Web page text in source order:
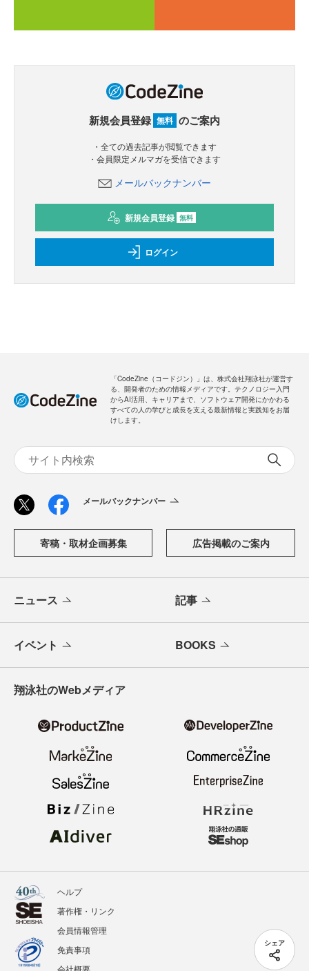
シェア
新規会員登録 無料 のご案内
・全ての過去記事が閲覧できます
・会員限定メルマガを受信できます
メールバックナンバー
新規会員登録 無料
ログイン
「CodeZine（コードジン）」は、株式会社翔泳社が運営す
る、開発者のための情報メディアです。テクノロジー入門
からAI活用、キャリアまで、ソフトウェア開発にかかわる
すべての人の学びと成長を支える最新情報と実践知をお届
けします。
メールバックナンバー
寄稿・取材企画募集 広告掲載のご案内
ニュース 記事
イベント BOOKS
翔泳社のWebメディア
ヘルプ
著作権・リンク
会員情報管理
免責事項